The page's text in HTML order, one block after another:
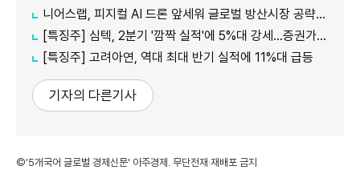
니어스랩, 피지컬 AI 드론 앞세워 글로벌 방산시장 공략…24일 코스닥 입성
[특징주] 심텍, 2분기 '깜짝 실적'에 5%대 강세…증권가 잇따라 눈높이 상향
[특징주] 고려아연, 역대 최대 반기 실적에 11%대 급등
기자의 다른기사
©'5개국어 글로벌 경제신문' 아주경제. 무단전재·재배포 금지